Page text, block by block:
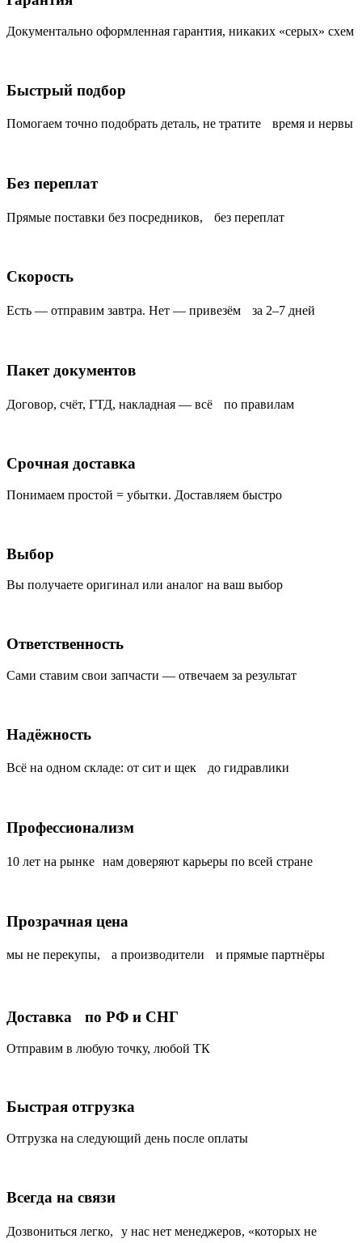
Документально оформленная гарантия, никаких «серых» схем
Быстрый подбор
Помогаем точно подобрать деталь, не тратите время и нервы
Без переплат
Прямые поставки без посредников, без переплат
Скорость
Есть — отправим завтра. Нет — привезём за 2–7 дней
Пакет документов
Договор, счёт, ГТД, накладная — всё по правилам
Срочная доставка
Понимаем простой = убытки. Доставляем быстро
Выбор
Вы получаете оригинал или аналог на ваш выбор
Ответственность
Сами ставим свои запчасти — отвечаем за результат
Надёжность
Всё на одном складе: от сит и щек до гидравлики
Профессионализм
10 лет на рынке нам доверяют карьеры по всей стране
Прозрачная цена
мы не перекупы, а производители и прямые партнёры
Доставка по РФ и СНГ
Отправим в любую точку, любой ТК
Быстрая отгрузка
Отгрузка на следующий день после оплаты
Всегда на связи
Дозвониться легко, у нас нет менеджеров, «которых не